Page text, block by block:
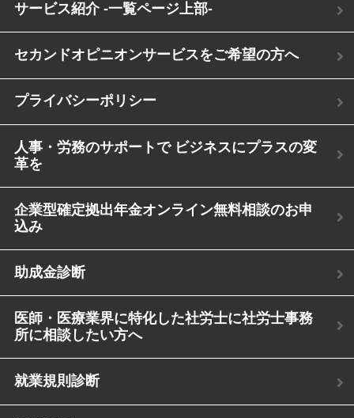
サービス紹介 -一覧ページ上部-
セカンドオピニオンサービスをご希望の方へ
プライバシーポリシー
人事・労務のサポートで ビジネスにプラスの変
革を
企業型確定拠出年金オンライン無料相談のお申
込み
助成金診断
医師・医療業界に特化した社労士に社労士事務
所に相談したい方へ
就業規則診断